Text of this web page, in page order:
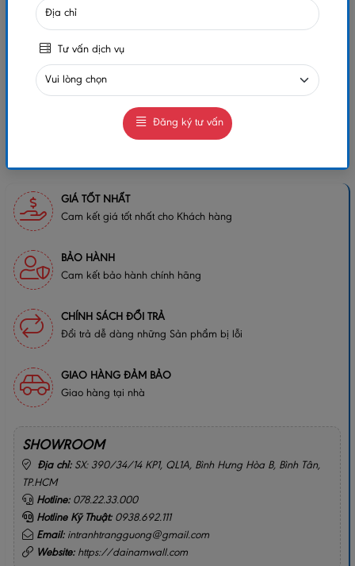
MUA NGAY
GIAO HÀNG COD TOÀN QUỐC
GỌI CHO TÔI
GIÁ TỐT NHẤT
Cam kết giá tốt nhất cho Khách hàng
BẢO HÀNH
Cam kết bảo hành chính hãng
CHÍNH SÁCH ĐỔI TRẢ
Đổi trả dễ dàng những Sản phẩm bị lỗi
GIAO HÀNG ĐẢM BẢO
Giao hàng tại nhà
SHOWROOM
Địa chỉ: SX: 390/34/14 KP1, QL1A, Bình Hưng Hòa B, Bình Tân,
TP.HCM
Hotline: 078.22.33.000
Hotline Kỹ Thuật: 0938.692.111
Email: intranhtrangguong@gmail.com
Website:https://dainamwall.com
Tư vấn dịch vụ
Đăng ký tư vấn